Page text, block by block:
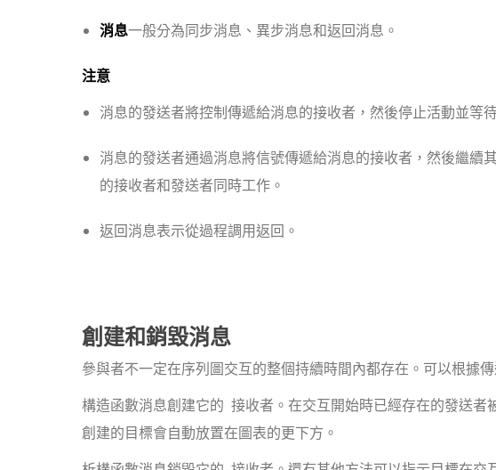
消息一般分為同步消息、異步消息和返回消息。
注意
消息的發送者將控制傳遞給消息的接收者，然後停止活動並等
消息的發送者通過消息將信號傳遞給消息的接收者，然後繼續
的接收者和發送者同時工作。
返回消息表示從過程調用返回。
創建和銷毀消息
參與者不一定在序列圖交互的整個持續時間內都存在。可以根據
構造函數消息創建它的 接收者。在交互開始時已經存在的發送
創建的目標會自動放置在圖表的更下方。